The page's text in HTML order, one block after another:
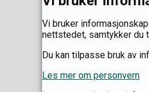
Vi bruker
nettstedet, samtykker du
Du kan tilpasse bruk av
Les mer om personvern